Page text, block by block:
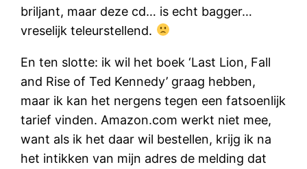
briljant, maar deze cd… is echt bagger…
vreselijk teleurstellend.
En ten slotte: ik wil het boek ‘Last Lion, Fall
and Rise of Ted Kennedy’ graag hebben,
maar ik kan het nergens tegen een fatsoenlijk
tarief vinden. Amazon.com werkt niet mee,
want als ik het daar wil bestellen, krijg ik na
het intikken van mijn adres de melding dat